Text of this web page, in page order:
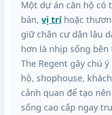
Một dự án căn hộ có
bán, vị tríhoặc
giữ chân cư dân lâu
hơn là nhịp sống
The Regent gây chú
hộ, shophouse,
cảnh quan để tạo
sống cao cấp ngay